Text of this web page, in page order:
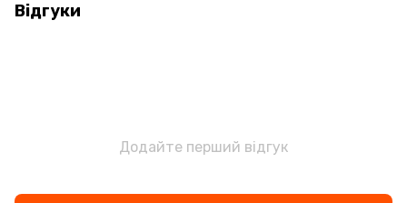
Відгуки
Додайте перший відгук